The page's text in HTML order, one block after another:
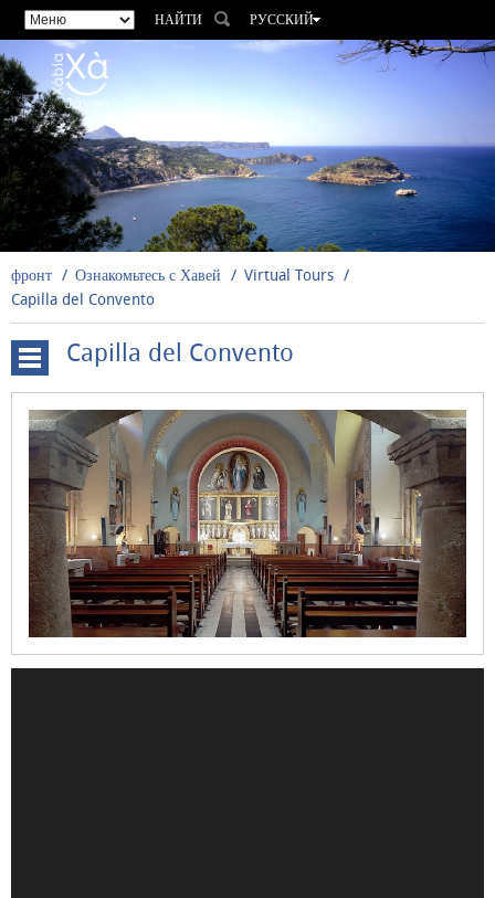
НАЙТИ
РУССКИЙ
ESPAÑOL
FRANÇAIS
DEUTSCH
фронт Ознакомьтесь с Хавей
Virtual Tours
Capilla del Convento
Cova
Tallada
Windmills
Santuario
de
la
Mare
de
Déu
dels
Capilla del Convento